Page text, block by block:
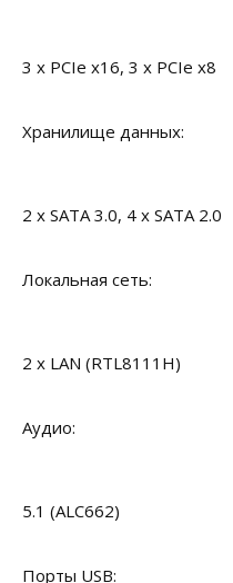
3 x PCIe x16, 3 x PCIe x8
Хранилище данных:
2 x SATA 3.0, 4 x SATA 2.0
Локальная сеть:
2 x LAN (RTL8111H)
Аудио:
5.1 (ALC662)
Порты USB: